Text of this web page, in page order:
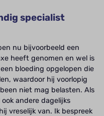
specialist
nu bijvoorbeeld een
heeft genomen en wel is
bloeding opgelopen die
waardoor hij voorlopig
niet mag belasten. Als
andere dagelijks
vreselijk van. Ik bespreek